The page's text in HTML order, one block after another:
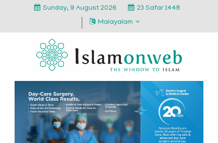
Sunday, 9 August 2026
23 Safar 1448
Malayalam